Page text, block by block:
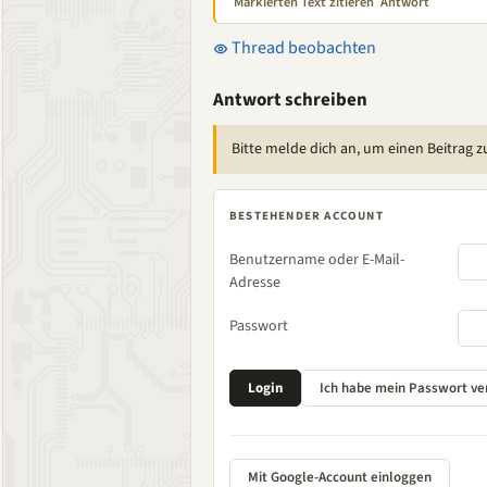
Thread beobachten
Antwort schreiben
Bitte melde dich an, um einen Beitrag
BESTEHENDER ACCOUNT
Benutzername oder E-Mail-
Adresse
Passwort
Mit Google-Account einloggen